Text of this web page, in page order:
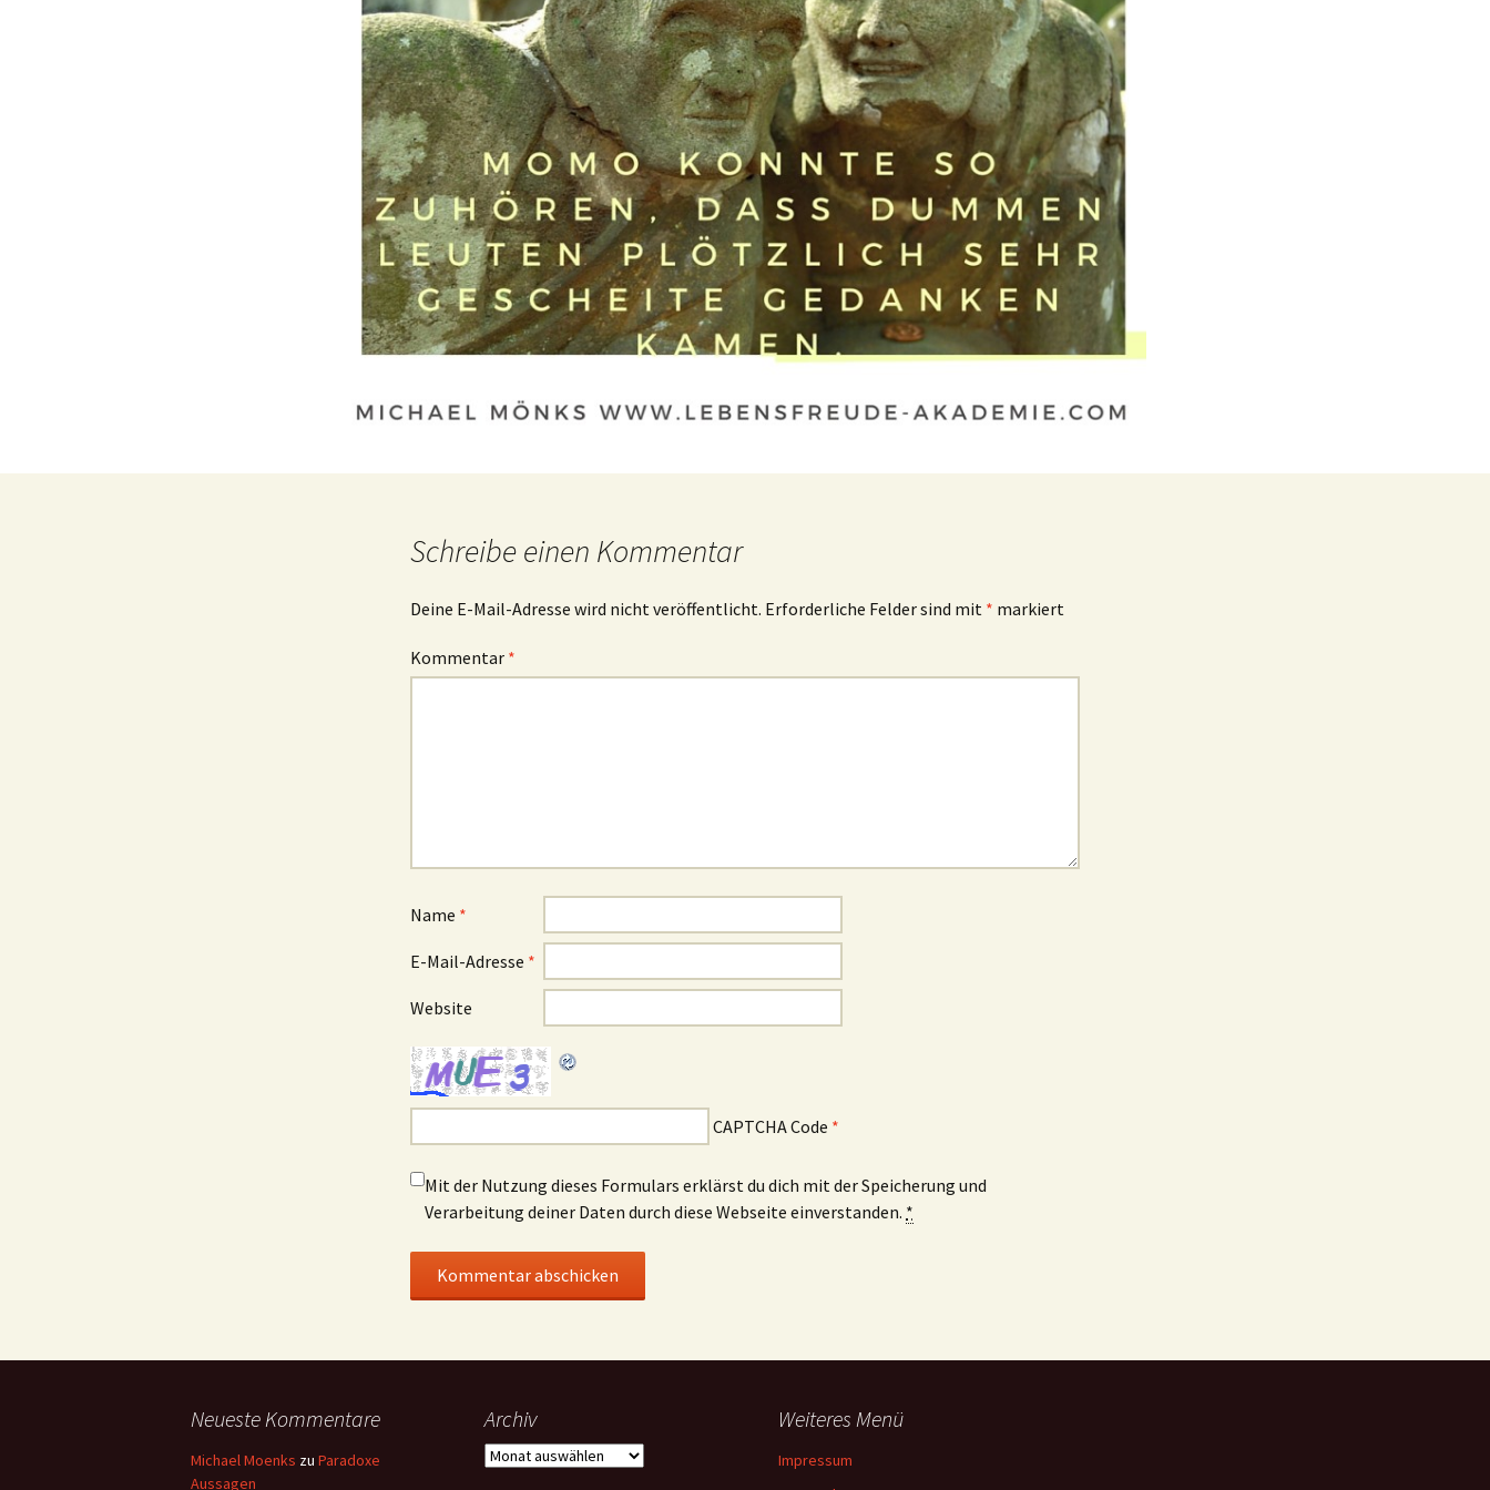
Schreibe einen Kommentar
Deine E-Mail-Adresse wird nicht veröffentlicht. Erforderliche Felder sind mit * markiert
Kommentar *
Name *
E-Mail-Adresse *
Website
CAPTCHA Code *
Mit der Nutzung dieses Formulars erklärst du dich mit der Speicherung und
Verarbeitung deiner Daten durch diese Webseite einverstanden. *
Neueste Kommentare
Michael Moenks zu Paradoxe
Aussagen
Archiv
Archiv
Weiteres Menü
Impressum